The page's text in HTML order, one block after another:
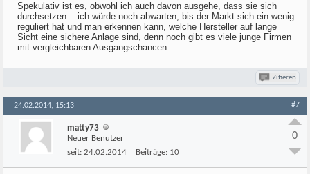
Spekulativ ist es, obwohl ich auch davon ausgehe, dass sie sich
durchsetzen... ich würde noch abwarten, bis der Markt sich ein wenig
reguliert hat und man erkennen kann, welche Hersteller auf lange
Sicht eine sichere Anlage sind, denn noch gibt es viele junge Firmen
mit vergleichbaren Ausgangschancen.
Zitieren
24.02.2014, 15:13 #7
matty73
Neuer Benutzer
seit: 24.02.2014 Beiträge: 10
0